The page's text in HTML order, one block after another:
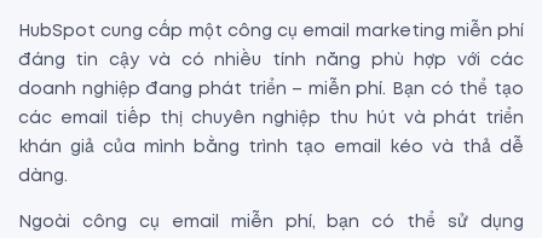
HubSpot cung cấp một công cụ email marketing miễn phí
đáng tin cậy và có nhiều tính năng phù hợp với các
doanh nghiệp đang phát triển – miễn phí. Bạn có thể tạo
các email tiếp thị chuyên nghiệp thu hút và phát triển
khán giả của mình bằng trình tạo email kéo và thả dễ
dàng.
Ngoài công cụ email miễn phí, bạn có thể sử dụng